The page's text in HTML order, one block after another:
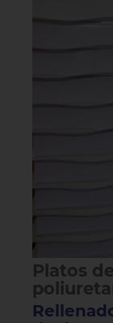
Platos